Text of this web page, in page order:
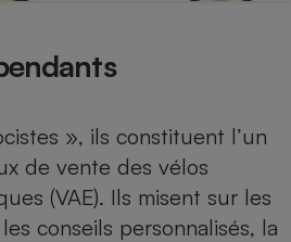
», ils constituent l’un
de vente des vélos
(VAE). Ils misent sur les
conseils personnalisés, la